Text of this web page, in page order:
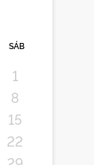
SÁB
1
8
15
22